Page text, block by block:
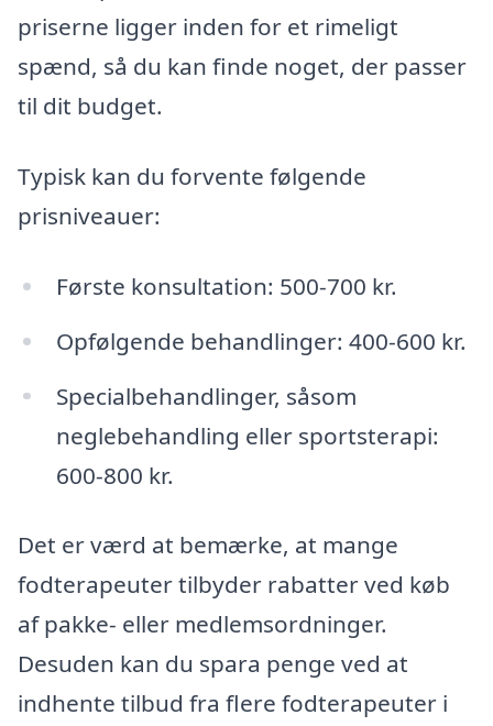
priserne ligger inden for et rimeligt
spænd, så du kan finde noget, der passer
til dit budget.
Typisk kan du forvente følgende
prisniveauer:
Første konsultation: 500-700 kr.
Opfølgende behandlinger: 400-600 kr.
Specialbehandlinger, såsom
neglebehandling eller sportsterapi:
600-800 kr.
Det er værd at bemærke, at mange
fodterapeuter tilbyder rabatter ved køb
af pakke- eller medlemsordninger.
Desuden kan du spara penge ved at
indhente tilbud fra flere fodterapeuter i